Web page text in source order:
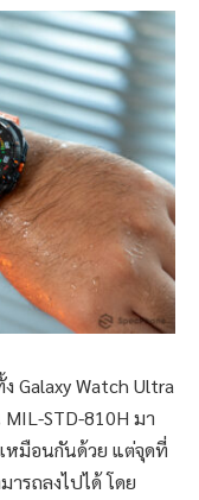
Galaxy Watch Ultra
STD-810H มา
หมือนกันด้วย แต่จุดที่
ารถลงไปได้ โดย